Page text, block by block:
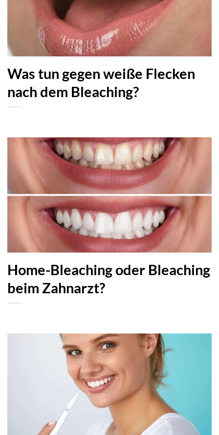
Was tun gegen weiße Flecken
nach dem Bleaching?
Home-Bleaching oder Bleaching
beim Zahnarzt?